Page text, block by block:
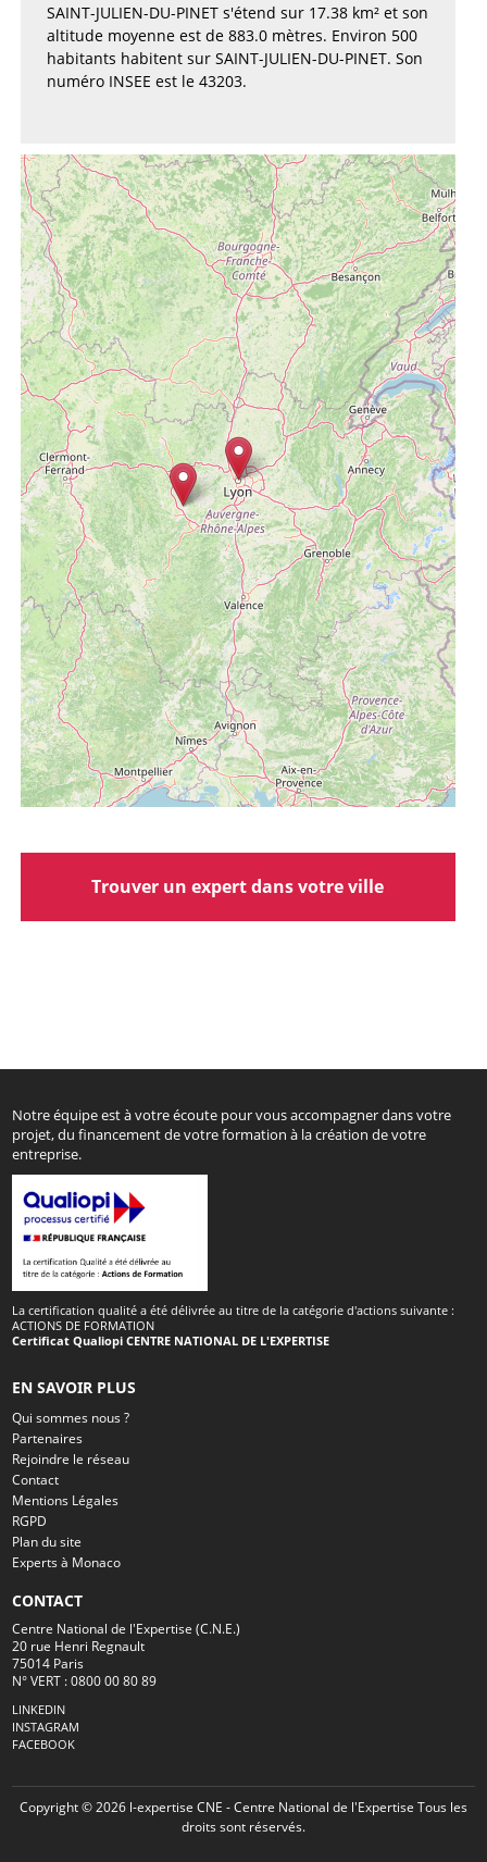
SAINT-JULIEN-DU-PINET s'étend sur 17.38 km² et son
altitude moyenne est de 883.0 mètres. Environ 500
habitants habitent sur SAINT-JULIEN-DU-PINET. Son
numéro INSEE est le 43203.
Trouver un expert dans votre ville
Notre équipe est à votre écoute pour vous accompagner dans votre
projet, du financement de votre formation à la création de votre
entreprise.
La certification qualité a été délivrée au titre de la catégorie d'actions suivante :
ACTIONS DE FORMATION
Certificat Qualiopi CENTRE NATIONAL DE L'EXPERTISE
EN SAVOIR PLUS
Qui sommes nous ?
Partenaires
Rejoindre le réseau
Contact
Mentions Légales
RGPD
Plan du site
Experts à Monaco
CONTACT
Centre National de l'Expertise (C.N.E.)
20 rue Henri Regnault
75014 Paris
N° VERT : 0800 00 80 89
LINKEDIN
INSTAGRAM
FACEBOOK
Copyright © 2026 l-expertise CNE - Centre National de l'Expertise Tous les
droits sont réservés.